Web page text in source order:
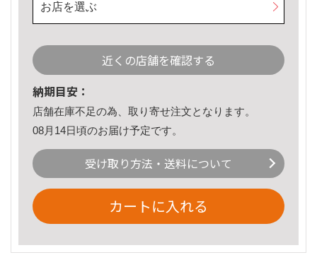
お店を選ぶ
近くの店舗を確認する
納期目安：
店舗在庫不足の為、取り寄せ注文となります。
08月14日頃のお届け予定です。
受け取り方法・送料について
カートに入れる